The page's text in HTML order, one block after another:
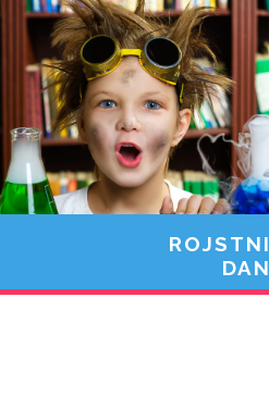
ROJSTNI
DAN